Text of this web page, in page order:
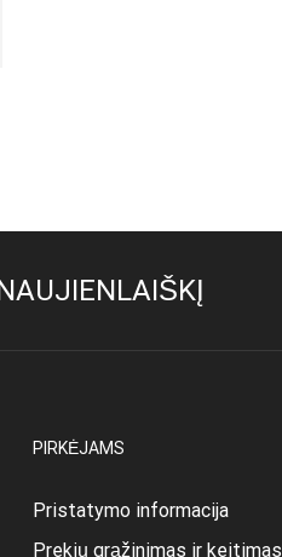
PIRKĖJAMS
Pristatymo informacija
Prekių grąžinimas ir keitimas